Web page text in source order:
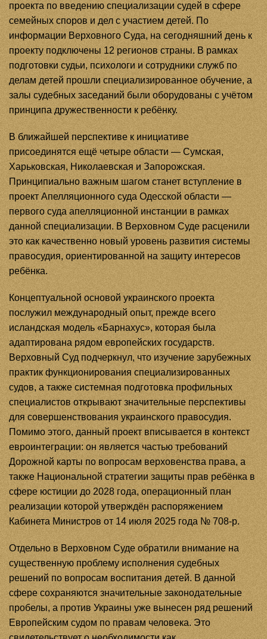
проекта по введению специализации судей в сфере
семейных споров и дел с участием детей. По
информации Верховного Суда, на сегодняшний день к
проекту подключены 12 регионов страны. В рамках
подготовки судьи, психологи и сотрудники служб по
делам детей прошли специализированное обучение, а
залы судебных заседаний были оборудованы с учётом
принципа дружественности к ребёнку.
В ближайшей перспективе к инициативе
присоединятся ещё четыре области — Сумская,
Харьковская, Николаевская и Запорожская.
Принципиально важным шагом станет вступление в
проект Апелляционного суда Одесской области —
первого суда апелляционной инстанции в рамках
данной специализации. В Верховном Суде расценили
это как качественно новый уровень развития системы
правосудия, ориентированной на защиту интересов
ребёнка.
Концептуальной основой украинского проекта
послужил международный опыт, прежде всего
исландская модель «Барнахус», которая была
адаптирована рядом европейских государств.
Верховный Суд подчеркнул, что изучение зарубежных
практик функционирования специализированных
судов, а также системная подготовка профильных
специалистов открывают значительные перспективы
для совершенствования украинского правосудия.
Помимо этого, данный проект вписывается в контекст
евроинтеграции: он является частью требований
Дорожной карты по вопросам верховенства права, а
также Национальной стратегии защиты прав ребёнка в
сфере юстиции до 2028 года, операционный план
реализации которой утверждён распоряжением
Кабинета Министров от 14 июля 2025 года № 708-р.
Отдельно в Верховном Суде обратили внимание на
существенную проблему исполнения судебных
решений по вопросам воспитания детей. В данной
сфере сохраняются значительные законодательные
пробелы, а против Украины уже вынесен ряд решений
Европейским судом по правам человека. Это